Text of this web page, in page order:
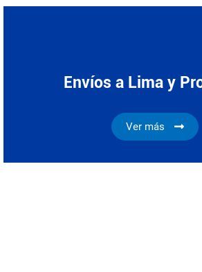
Envíos a Lima y
Ver más